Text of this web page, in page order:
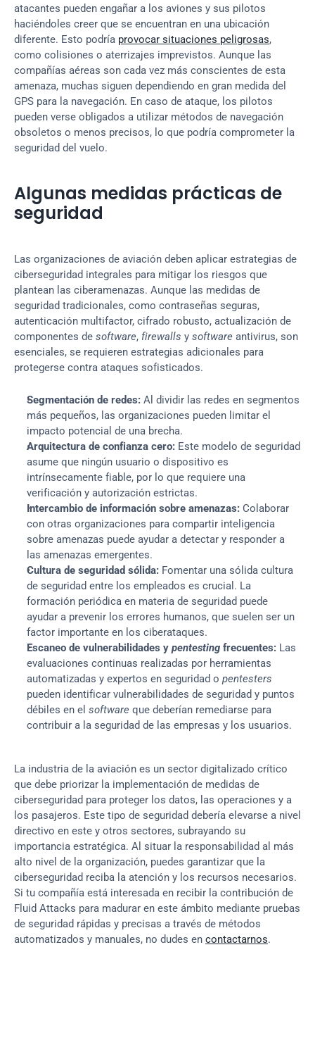
atacantes pueden engañar a los aviones y sus pilotos
haciéndoles creer que se encuentran en una ubicación
diferente. Esto podría provocar situaciones peligrosas,
como colisiones o aterrizajes imprevistos. Aunque las
compañías aéreas son cada vez más conscientes de esta
amenaza, muchas siguen dependiendo en gran medida del
GPS para la navegación. En caso de ataque, los pilotos
pueden verse obligados a utilizar métodos de navegación
obsoletos o menos precisos, lo que podría comprometer la
seguridad del vuelo.
Algunas medidas prácticas de
seguridad
Las organizaciones de aviación deben aplicar estrategias de
ciberseguridad integrales para mitigar los riesgos que
plantean las ciberamenazas. Aunque las medidas de
seguridad tradicionales, como contraseñas seguras,
autenticación multifactor, cifrado robusto, actualización de
componentes de software, firewalls y software antivirus, son
esenciales, se requieren estrategias adicionales para
protegerse contra ataques sofisticados.
Segmentación de redes: Al dividir las redes en segmentos
más pequeños, las organizaciones pueden limitar el
impacto potencial de una brecha.
Arquitectura de confianza cero: Este modelo de seguridad
asume que ningún usuario o dispositivo es
intrínsecamente fiable, por lo que requiere una
verificación y autorización estrictas.
Intercambio de información sobre amenazas: Colaborar
con otras organizaciones para compartir inteligencia
sobre amenazas puede ayudar a detectar y responder a
las amenazas emergentes.
Cultura de seguridad sólida: Fomentar una sólida cultura
de seguridad entre los empleados es crucial. La
formación periódica en materia de seguridad puede
ayudar a prevenir los errores humanos, que suelen ser un
factor importante en los ciberataques.
Escaneo de vulnerabilidades y pentesting frecuentes: Las
evaluaciones continuas realizadas por herramientas
automatizadas y expertos en seguridad o pentesters
pueden identificar vulnerabilidades de seguridad y puntos
débiles en el software que deberían remediarse para
contribuir a la seguridad de las empresas y los usuarios.
La industria de la aviación es un sector digitalizado crítico
que debe priorizar la implementación de medidas de
ciberseguridad para proteger los datos, las operaciones y a
los pasajeros. Este tipo de seguridad debería elevarse a nivel
directivo en este y otros sectores, subrayando su
importancia estratégica. Al situar la responsabilidad al más
alto nivel de la organización, puedes garantizar que la
ciberseguridad reciba la atención y los recursos necesarios.
Si tu compañía está interesada en recibir la contribución de
Fluid Attacks para madurar en este ámbito mediante pruebas
de seguridad rápidas y precisas a través de métodos
automatizados y manuales, no dudes en contactarnos.